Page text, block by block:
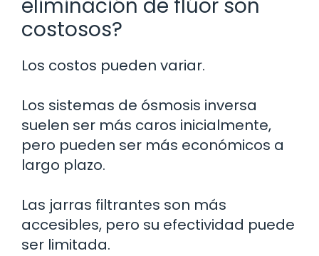
eliminación de flúor son
costosos?
Los costos pueden variar.
Los sistemas de ósmosis inversa
suelen ser más caros inicialmente,
pero pueden ser más económicos a
largo plazo.
Las jarras filtrantes son más
accesibles, pero su efectividad puede
ser limitada.